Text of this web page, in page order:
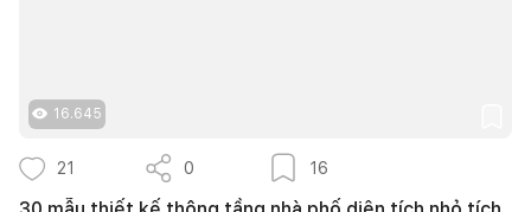
16.645
21 0 16